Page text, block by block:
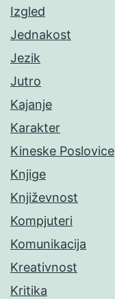
Izgled
Jednakost
Jezik
Jutro
Kajanje
Karakter
Kineske Poslovice
Knjige
Književnost
Kompjuteri
Komunikacija
Kreativnost
Kritika